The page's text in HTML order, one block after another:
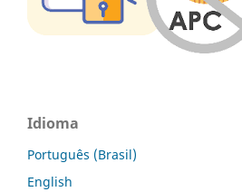
Idioma
Português (Brasil)
English